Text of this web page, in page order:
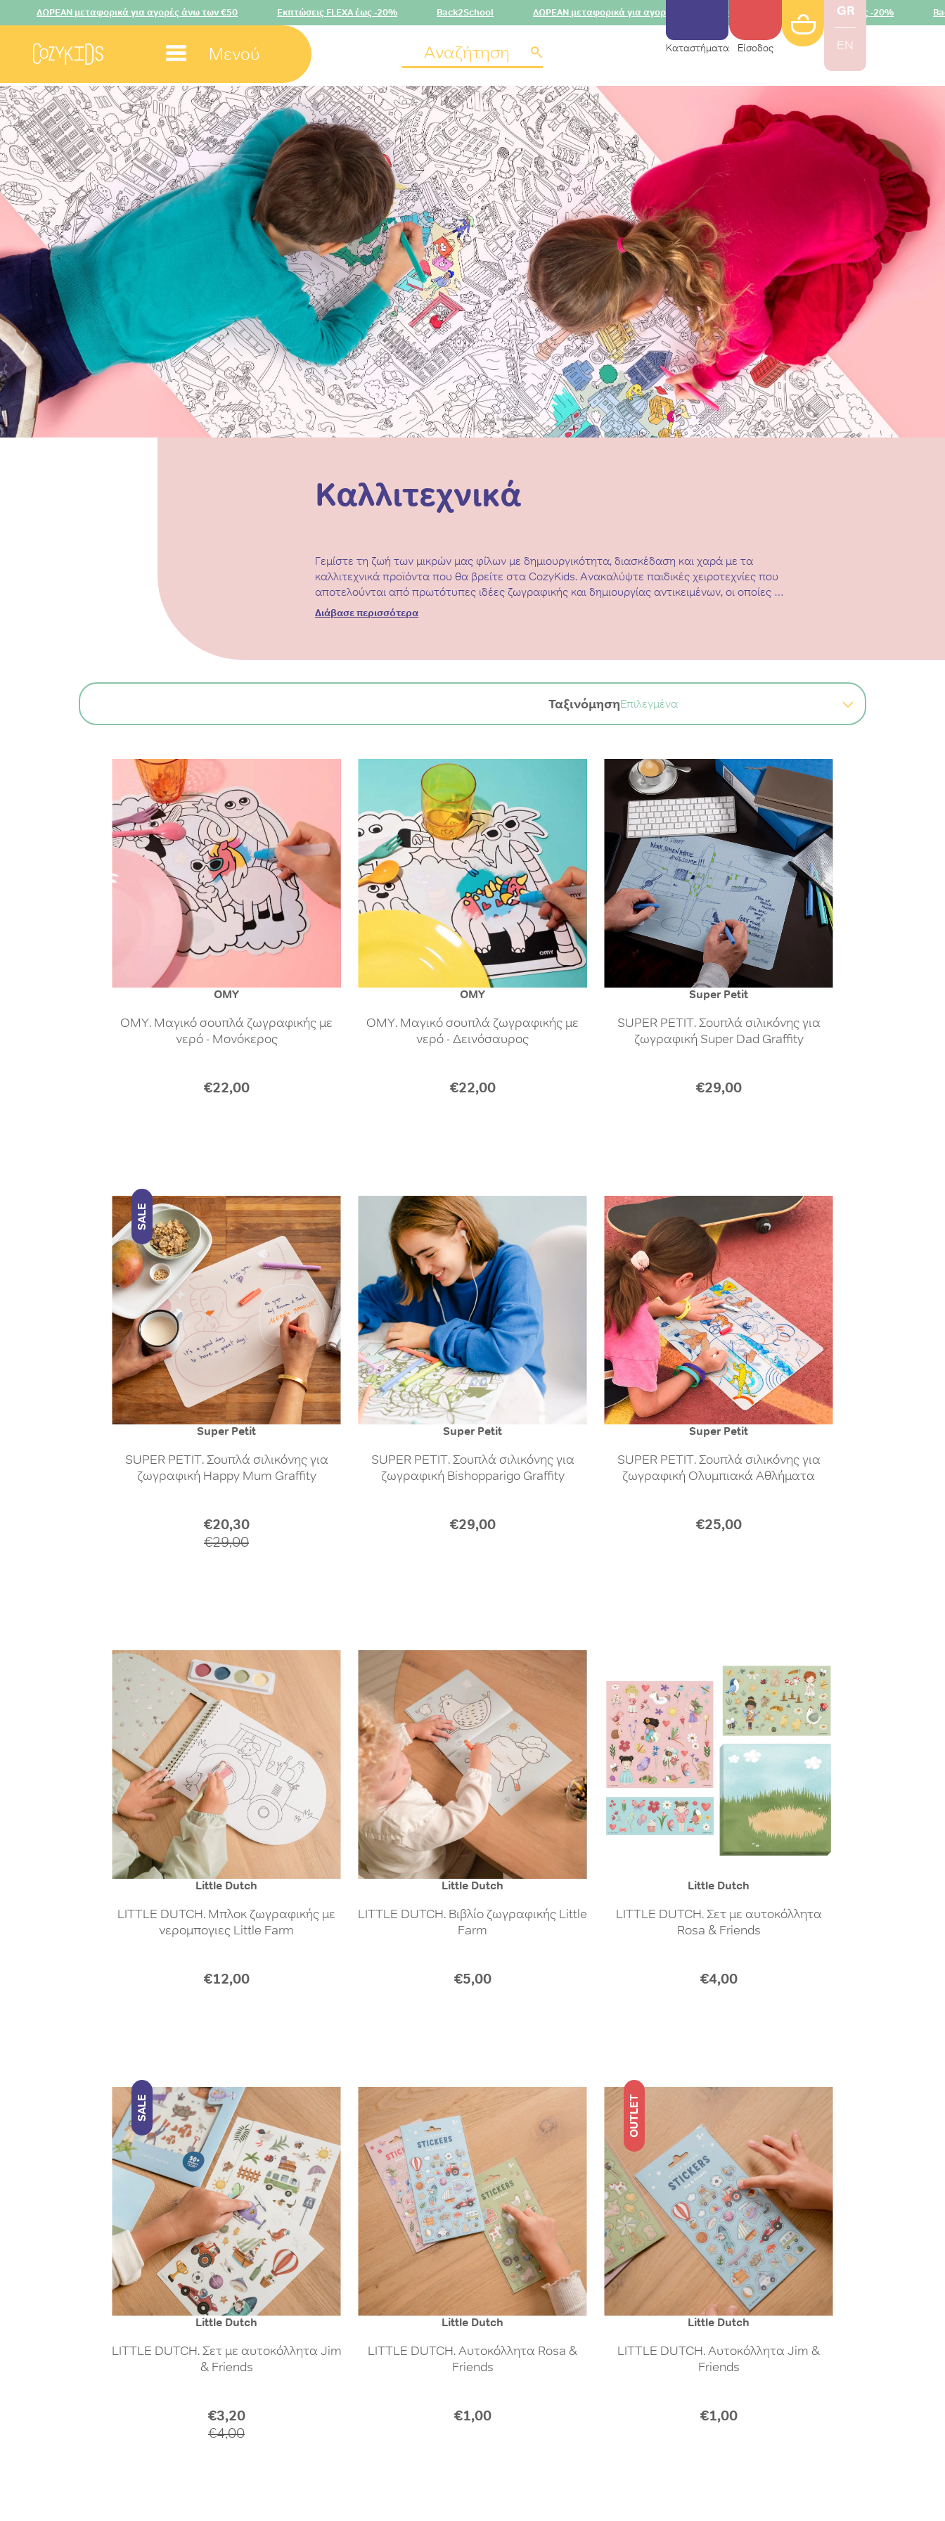
για αγορές άνω των €50 Εκπτώσεις FLEXA έως -20% Back2School ΔΩΡΕΑΝ μεταφορικά για αγορές άνω των €50 Εκπτώσεις FLEXA έως -20% Back2School
Μενού Αναζήτηση Καταστήματα Είσοδος
GR
EN
Καλλιτεχνικά
Γεμίστε τη ζωή των μικρών μας φίλων με δημιουργικότητα, διασκέδαση και χαρά με τα
καλλιτεχνικά προϊόντα που θα βρείτε στα CozyKids. Ανακαλύψτε παιδικές χειροτεχνίες που
αποτελούνται από πρωτότυπες ιδέες ζωγραφικής και δημιουργίας αντικειμένων, οι οποίες θα
βοηθήσουν τα παιδιά να εκφράσουν την καλλιτεχνική τους πλευρά αλλά και τη φαντασία
τους. Αναζητήστε βιβλία ζωγραφικής, μαγικό πηλό, μαρκαδόρους για τζάμια, παιχνίδια με
για τα παιδιά σας που θα είναι γεμάτος χρώμα και φαντασία!
Διάβασε περισσότερα
Ταξινόμηση
OMY
OMY. Μαγικό σουπλά ζωγραφικής με
νερό - Μονόκερος
€22,00
OMY
OMY. Μαγικό σουπλά ζωγραφικής με
νερό - Δεινόσαυρος
€22,00
Super Petit
SUPER PETIT. Σουπλά σιλικόνης για
ζωγραφική Super Dad Graffity
€29,00
SALE
Super Petit
SUPER PETIT. Σουπλά σιλικόνης για
ζωγραφική Happy Mum Graffity
€20,30Regular
price
€29,00
Super Petit
SUPER PETIT. Σουπλά σιλικόνης για
ζωγραφική Bishopparigo Graffity
€29,00
Super Petit
SUPER PETIT. Σουπλά σιλικόνης για
ζωγραφική Ολυμπιακά Αθλήματα
€25,00
Little Dutch
LITTLE DUTCH. Μπλοκ ζωγραφικής με
νερομπογιες Little Farm
€12,00
Little Dutch
LITTLE DUTCH. Βιβλίο ζωγραφικής Little
Farm
€5,00
Little Dutch
LITTLE DUTCH. Σετ με αυτοκόλλητα
Rosa & Friends
€4,00
SALE
Little Dutch
LITTLE DUTCH. Σετ με αυτοκόλλητα Jim
& Friends
€3,20Regular
price
€4,00
Little Dutch
LITTLE DUTCH. Αυτοκόλλητα Rosa &
Friends
€1,00
OUTLET
Little Dutch
LITTLE DUTCH. Αυτοκόλλητα Jim &
Friends
€1,00